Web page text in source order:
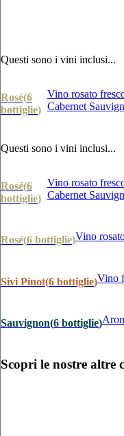
Questi sono i vini inclusi...
Rosé(6
bottiglie)
Vino rosato
Cabernet
Questi sono i vini inclusi...
Rosé(6
bottiglie)
Vino rosato
Cabernet
Rosé(6 bottiglie)Vino
Sivi Pinot(6 bottiglie)Vino
Sauvignon(6 bottiglie)
Scopri le nostre altre